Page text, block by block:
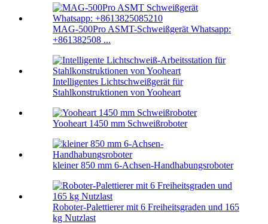
MAG-500Pro ASMT-Schweißgerät Whatsapp:
+861382508 ...
Intelligentes Lichtschweißgerät für
Stahlkonstruktionen von Yooheart
Yooheart 1450 mm Schweißroboter
kleiner 850 mm 6-Achsen-Handhabungsroboter
Roboter-Palettierer mit 6 Freiheitsgraden und 165
kg Nutzlast